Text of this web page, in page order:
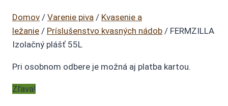
Domov / Varenie piva / Kvasenie a
ležanie / Príslušenstvo kvasných nádob / FERMZILLA
Izolačný plášť 55L
Pri osobnom odbere je možná aj platba kartou.
Zľava!